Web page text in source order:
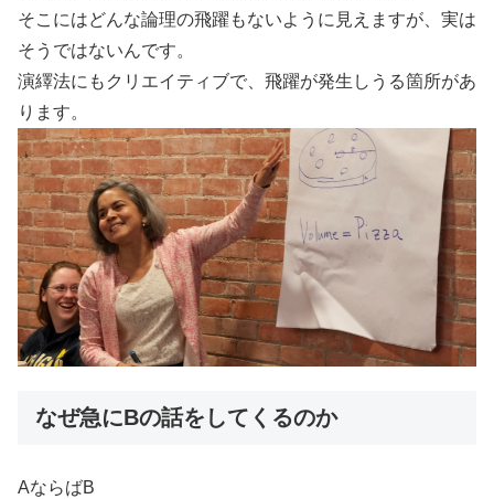
そこにはどんな論理の飛躍もないように見えますが、実は
そうではないんです。
演繹法にもクリエイティブで、飛躍が発生しうる箇所があ
ります。
なぜ急にBの話をしてくるのか
AならばB